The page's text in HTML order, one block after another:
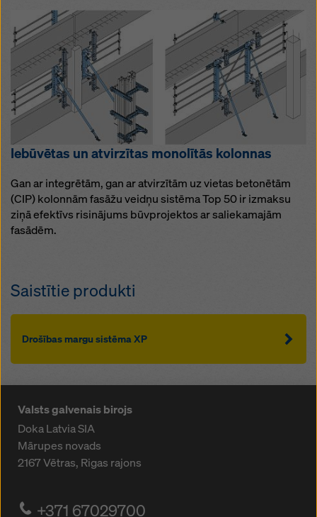
Iebūvētas un atvirzītas monolītās kolonnas
Gan ar integrētām, gan ar atvirzītām uz vietas betonētām
(CIP) kolonnām fasāžu veidņu sistēma Top 50 ir izmaksu
ziņā efektīvs risinājums būvprojektos ar saliekamajām
fasādēm.
Saistītie produkti
Drošības margu sistēma XP
Valsts galvenais birojs
Doka Latvia SIA
Mārupes novads
2167Vētras, Rigas rajons
+371 67029700